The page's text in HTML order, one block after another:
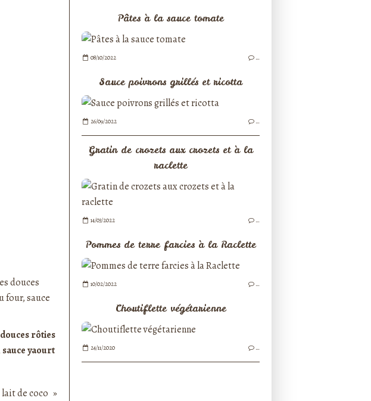
rôties
yaourt
lait de coco
Pâtes à la sauce tomate
08/10/2022 …
Sauce poivrons grillés et ricotta
26/09/2022 …
Gratin de crozets aux crozets et à la
raclette
14/03/2022 …
Pommes de terre farcies à la Raclette
10/02/2022 …
Choutiflette végétarienne
24/11/2020 …